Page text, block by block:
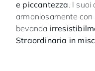
e piccantezza. I suoi
armoniosamente con
bevanda
Straordinaria in